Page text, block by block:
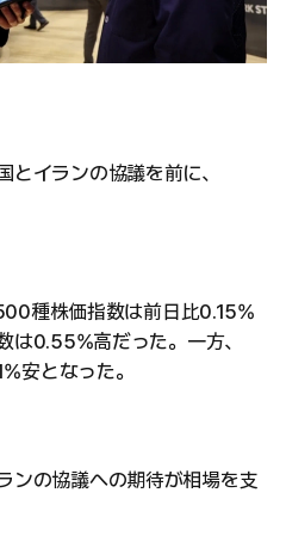
イランの協議を前に、
種株価指数は前日比0.15%
は0.55%高だった。一方、
安となった。
ンの協議への期待が相場を支